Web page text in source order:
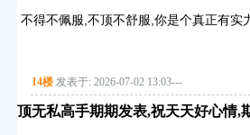
不得不佩服,不顶不舒服,你是个真正有实
14楼 发表于: 2026-07-02 13:03---
顶无私高手期期发表,祝天天好心情,